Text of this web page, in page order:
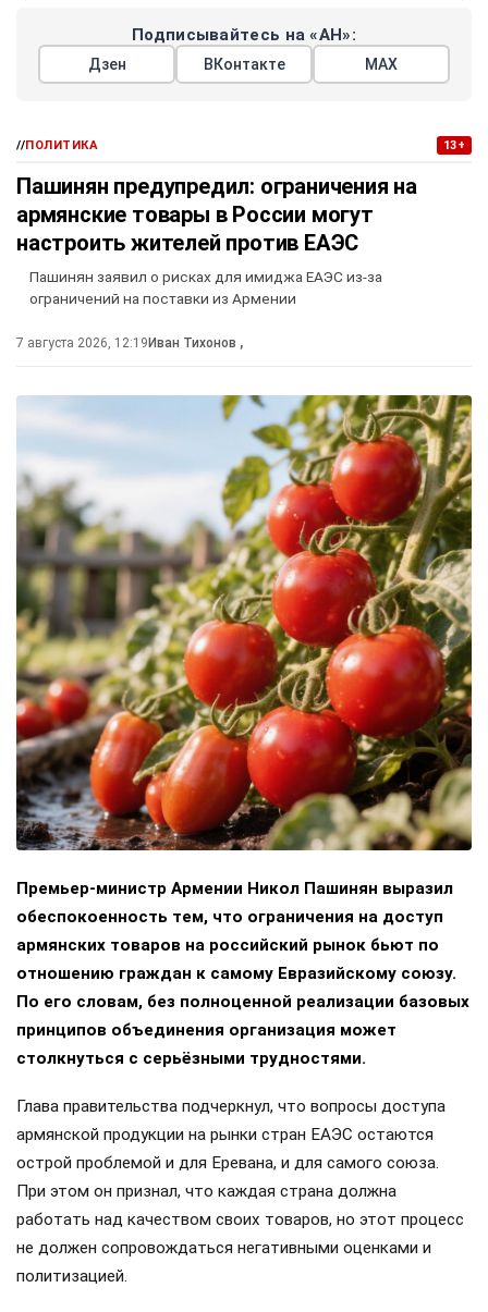
Подписывайтесь на «АН»:
Дзен ВКонтакте МАХ
//ПОЛИТИКА 13+
Пашинян предупредил: ограничения на
армянские товары в России могут
настроить жителей против ЕАЭС
Пашинян заявил о рисках для имиджа ЕАЭС из-за
ограничений на поставки из Армении
7 августа 2026, 12:19 Иван Тихонов ,
Премьер-министр Армении Никол Пашинян выразил
обеспокоенность тем, что ограничения на доступ
армянских товаров на российский рынок бьют по
отношению граждан к самому Евразийскому союзу.
По его словам, без полноценной реализации базовых
принципов объединения организация может
столкнуться с серьёзными трудностями.
Глава правительства подчеркнул, что вопросы доступа
армянской продукции на рынки стран ЕАЭС остаются
острой проблемой и для Еревана, и для самого союза.
При этом он признал, что каждая страна должна
работать над качеством своих товаров, но этот процесс
не должен сопровождаться негативными оценками и
политизацией.